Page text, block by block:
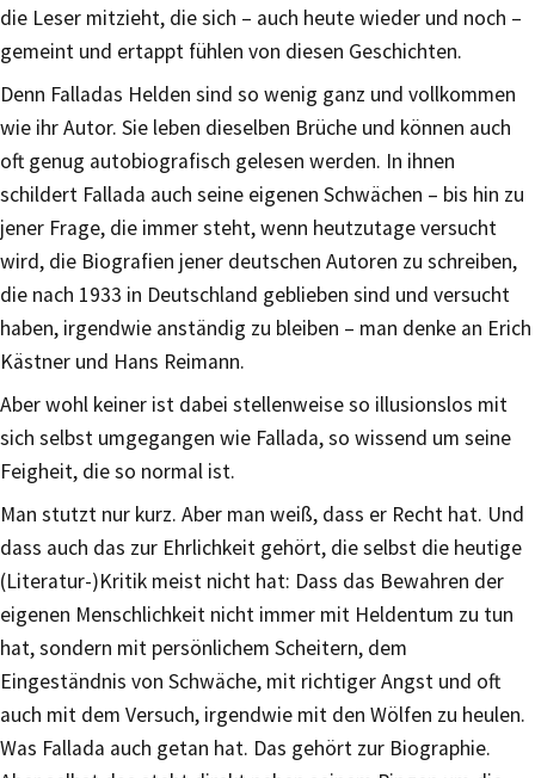
die Leser mitzieht, die sich – auch heute wieder und noch –
gemeint und ertappt fühlen von diesen Geschichten.
Denn Falladas Helden sind so wenig ganz und vollkommen
wie ihr Autor. Sie leben dieselben Brüche und können auch
oft genug autobiografisch gelesen werden. In ihnen
schildert Fallada auch seine eigenen Schwächen – bis hin zu
jener Frage, die immer steht, wenn heutzutage versucht
wird, die Biografien jener deutschen Autoren zu schreiben,
die nach 1933 in Deutschland geblieben sind und versucht
haben, irgendwie anständig zu bleiben – man denke an Erich
Kästner und Hans Reimann.
Aber wohl keiner ist dabei stellenweise so illusionslos mit
sich selbst umgegangen wie Fallada, so wissend um seine
Feigheit, die so normal ist.
Man stutzt nur kurz. Aber man weiß, dass er Recht hat. Und
dass auch das zur Ehrlichkeit gehört, die selbst die heutige
(Literatur-)Kritik meist nicht hat: Dass das Bewahren der
eigenen Menschlichkeit nicht immer mit Heldentum zu tun
hat, sondern mit persönlichem Scheitern, dem
Eingeständnis von Schwäche, mit richtiger Angst und oft
auch mit dem Versuch, irgendwie mit den Wölfen zu heulen.
Was Fallada auch getan hat. Das gehört zur Biographie.